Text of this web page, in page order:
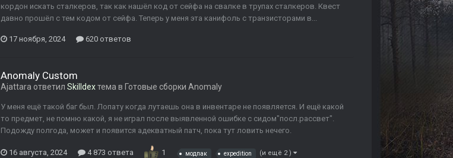
кордон искать сталкеров, так как нашёл код от сейфа на свалке в трупах сталкеров. Квест
давно прошёл с тем кодом от сейфа. Теперь у меня эта канифоль с транзисторами в...
17 ноября, 2024 620 ответов
Anomaly Custom
Ajattara ответил Skilldexтема в Готовые сборки Anomaly
У меня ещё такой баг был. Лопату когда лутаешь она в инвентаре не появляется. И ещё какой
то предмет, не помню какой, я не играл после выявленной ошибке с сидом"посл.рассвет".
Подожду полгода, может и появится адекватный патч, пока тут ловить нечего.
16 августа, 2024 4 873 ответа 1 модпак expedition (и ещё 2 )